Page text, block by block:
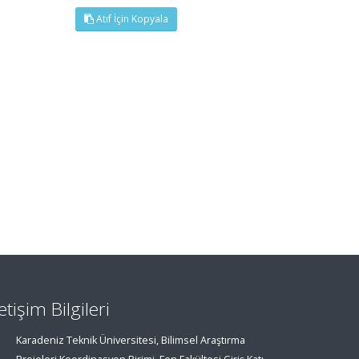
Atıf İçin Kopyala
Bilgileri
Karadeniz Teknik Üniversitesi, Bilimsel Araştırma